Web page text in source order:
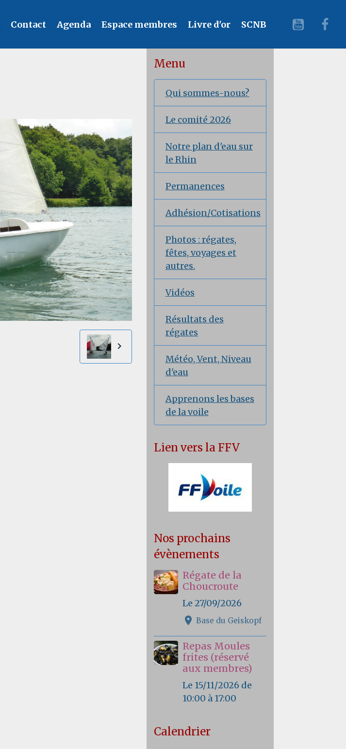
Contact Agenda Espace membres Livre d'or SCNB
Menu
Qui sommes-nous?
Le comité 2026
Notre plan d'eau sur
le Rhin
Permanences
Adhésion/Cotisations
Photos : régates,
fêtes, voyages et
autres.
Vidéos
Résultats des
régates
Météo, Vent, Niveau
d'eau
Apprenons les bases
de la voile
Lien vers la FFV
Nos prochains
évènements
Régate de la
Choucroute
Le 27/09/2026
Base du Geiskopf
Repas Moules
frites (réservé
aux membres)
Le 15/11/2026 de
10:00 à 17:00
Calendrier